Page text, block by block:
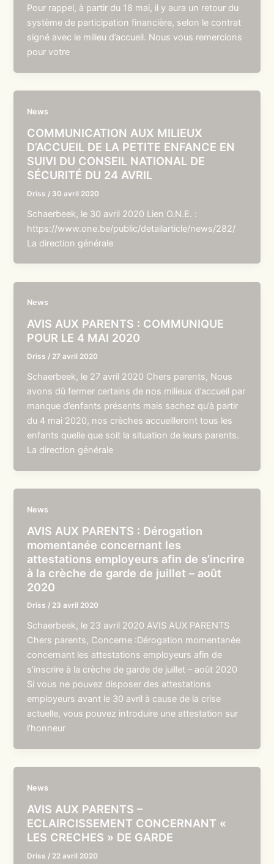
Pour rappel, à partir du 18 mai, il y aura un retour du
système de participation financière, selon le contrat
signé avec le milieu d’accueil. Nous vous remercions
pour votre
News
COMMUNICATION AUX MILIEUX
D’ACCUEIL DE LA PETITE ENFANCE EN
SUIVI DU CONSEIL NATIONAL DE
SÉCURITÉ DU 24 AVRIL
Driss / 30 avril 2020
Schaerbeek, le 30 avril 2020 Lien O.N.E. :
https://www.one.be/public/detailarticle/news/282/
La direction générale
News
AVIS AUX PARENTS : COMMUNIQUE
POUR LE 4 MAI 2020
Driss / 27 avril 2020
Schaerbeek, le 27 avril 2020 Chers parents, Nous
avons dû fermer certains de nos milieux d’accueil par
manque d’enfants présents mais sachez qu’à partir
du 4 mai 2020, nos crèches accueilleront tous les
enfants quelle que soit la situation de leurs parents.
La direction générale
News
AVIS AUX PARENTS : Dérogation
momentanée concernant les
attestations employeurs afin de s’incrire
à la crèche de garde de juillet – août
2020
Driss / 23 avril 2020
Schaerbeek, le 23 avril 2020 AVIS AUX PARENTS
Chers parents, Concerne :Dérogation momentanée
concernant les attestations employeurs afin de
s’inscrire à la crèche de garde de juillet – août 2020
Si vous ne pouvez disposer des attestations
employeurs avant le 30 avril à cause de la crise
actuelle, vous pouvez introduire une attestation sur
l’honneur
News
AVIS AUX PARENTS –
ECLAIRCISSEMENT CONCERNANT «
LES CRECHES » DE GARDE
Driss / 22 avril 2020